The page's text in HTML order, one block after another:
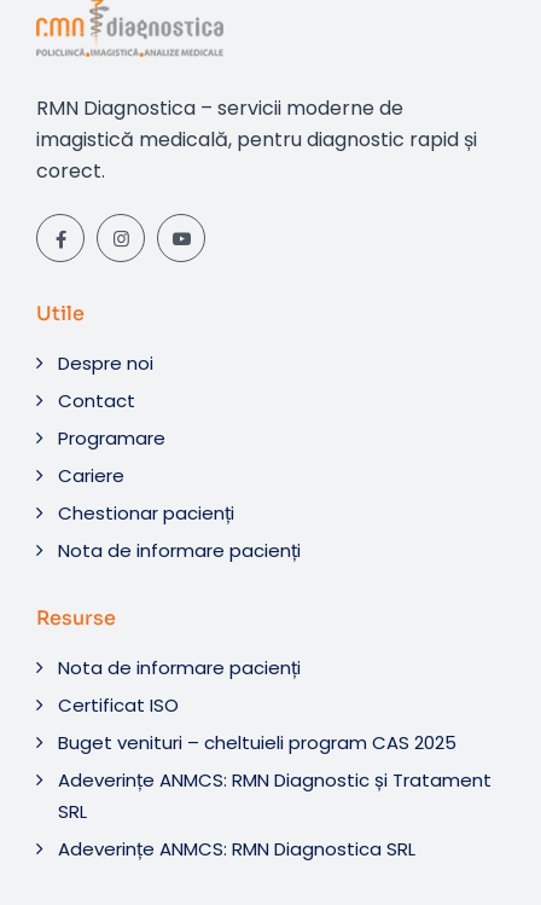
RMN Diagnostica – servicii moderne de
imagistică medicală, pentru diagnostic rapid și
corect.
Utile
Despre noi
Contact
Programare
Cariere
Chestionar pacienți
Nota de informare pacienți
Resurse
Nota de informare pacienți
Certificat ISO
Buget venituri – cheltuieli program CAS 2025
Adeverințe ANMCS: RMN Diagnostic și Tratament
SRL
Adeverințe ANMCS: RMN Diagnostica SRL